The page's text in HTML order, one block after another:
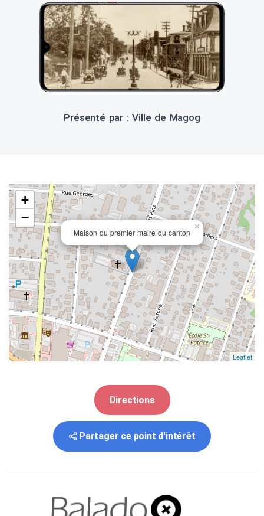
Présenté par : Ville de Magog
Maison du premier maire du canton
×
+
−
Leaflet
Directions
Partager ce point d'intérêt